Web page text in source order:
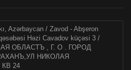
Azərbaycan / Zavod - Abşeron
Həzi Cavadov küçəsi 3 /
ОБЛАСТЪ , Г. О . ГОРОД
НИКОЛАЯ
24